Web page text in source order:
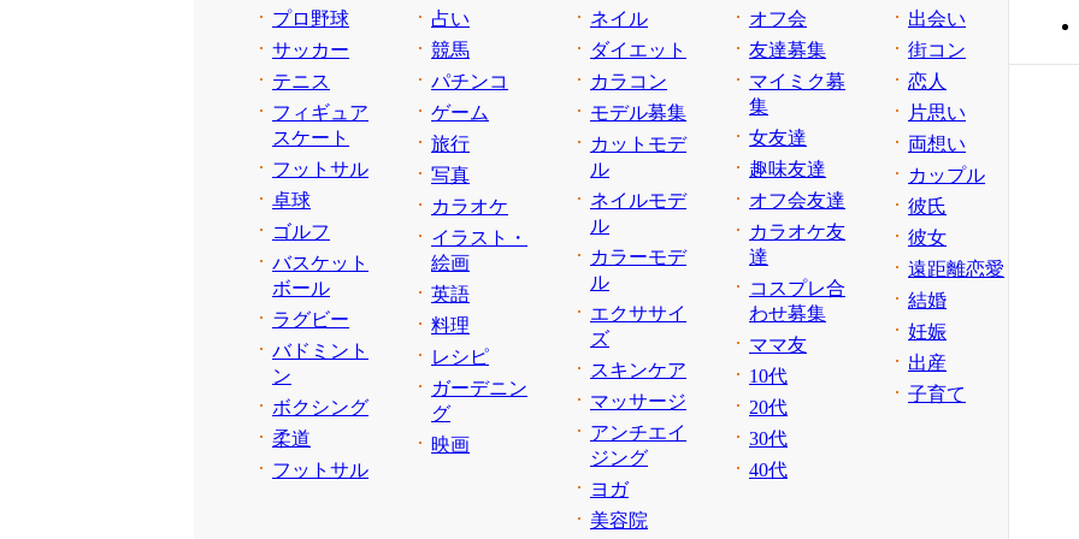
プロ野球
サッカー
テニス
フィギュア
スケート
フットサル
卓球
ゴルフ
バスケット
ボール
ラグビー
バドミント
ン
ボクシング
柔道
フットサル
占い
競馬
パチンコ
ゲーム
旅行
写真
カラオケ
イラスト・
絵画
英語
料理
レシピ
ガーデニン
グ
映画
ネイル
ダイエット
カラコン
モデル募集
カットモデ
ル
ネイルモデ
ル
カラーモデ
ル
エクササイ
ズ
スキンケア
マッサージ
アンチエイ
ジング
ヨガ
美容院
オフ会
友達募集
マイミク募
集
女友達
趣味友達
オフ会友達
カラオケ友
達
コスプレ合
わせ募集
ママ友
10代
20代
30代
40代
出会い
街コン
恋人
片思い
両想い
カップル
彼氏
彼女
遠距離恋愛
結婚
妊娠
出産
子育て